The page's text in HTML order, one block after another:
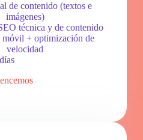
de contenido (textos e
imágenes)
técnica y de contenido
móvil + optimización de
velocidad